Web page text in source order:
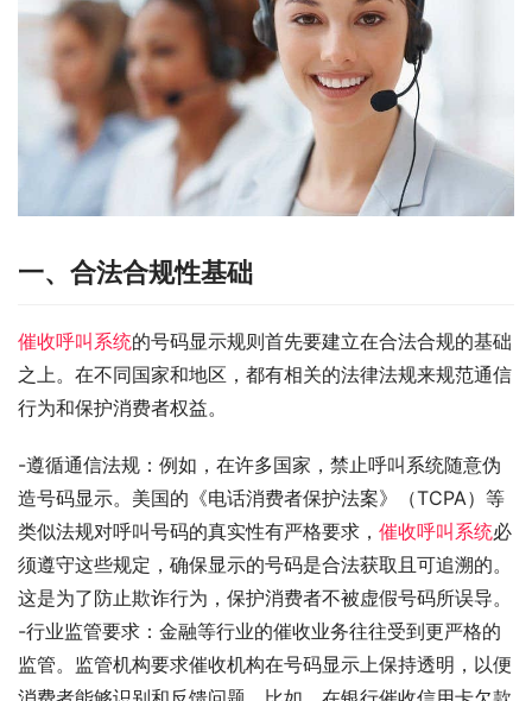
一、合法合规性基础
催收呼叫系统的号码显示规则首先要建立在合法合规的基础
之上。在不同国家和地区，都有相关的法律法规来规范通信
行为和保护消费者权益。
-遵循通信法规：例如，在许多国家，禁止呼叫系统随意伪
造号码显示。美国的《电话消费者保护法案》（TCPA）等
类似法规对呼叫号码的真实性有严格要求， 催收呼叫系统必
须遵守这些规定，确保显示的号码是合法获取且可追溯的。
这是为了防止欺诈行为，保护消费者不被虚假号码所误导。
-行业监管要求：金融等行业的催收业务往往受到更严格的
监管。监管机构要求催收机构在号码显示上保持透明，以便